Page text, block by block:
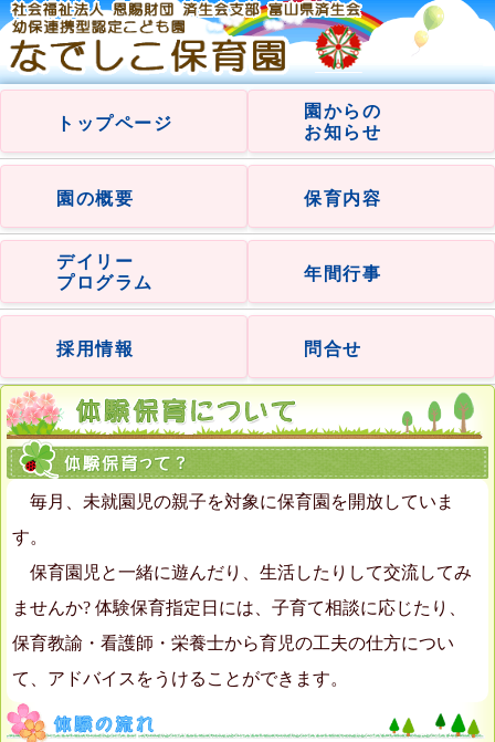
トップページ
園からの
お知らせ
園の概要 保育内容
デイリー
プログラム
年間行事
採用情報 問合せ
毎月、未就園児の親子を対象に保育園を開放していま
す。
保育園児と一緒に遊んだり、生活したりして交流してみ
ませんか? 体験保育指定日には、子育て相談に応じたり、
保育教諭・看護師・栄養士から育児の工夫の仕方につい
て、アドバイスをうけることができます。